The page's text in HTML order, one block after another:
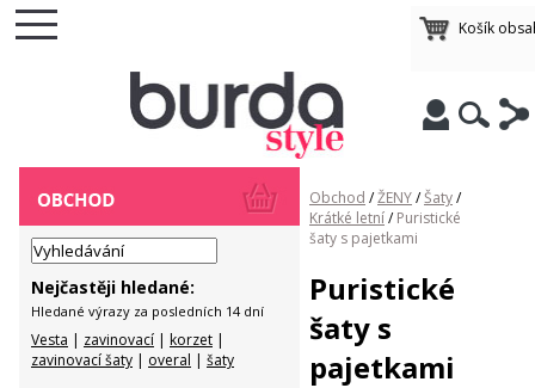
Košík
Nejčastěji hledané:
Hledané výrazy za posledních 14 dní
Vesta | zavinovací | korzet |
zavinovací šaty | overal | šaty
Obchod /ŽENY/Šaty/
Krátké letní/ Puristické
šaty s pajetkami
Puristické
šaty s
pajetkami